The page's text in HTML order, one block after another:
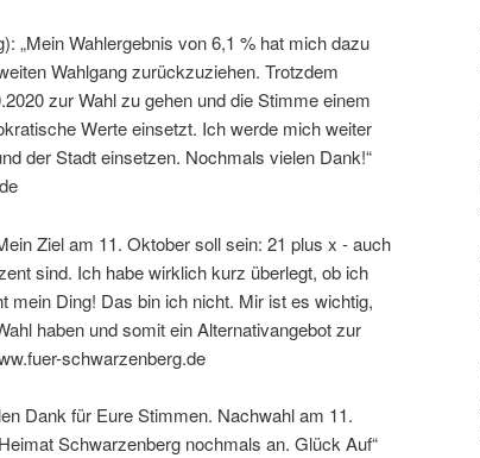
„Mein Wahlergebnis von 6,1 % hat mich dazu
Wahlgang zurück­zu­ziehen. Trotzdem
zur Wahl zu gehen und die Stimme einem
Werte einsetzt. Ich werde mich weiter
der Stadt einsetzen. Nochmals vielen Dank!“
Ziel am 11. Oktober soll sein: 21 plus x - auch
sind. Ich habe wirk­lich kurz über­legt, ob ich
mein Ding! Das bin ich nicht. Mir ist es wichtig,
haben und somit ein Alternativangebot zur
schwarzenberg.de
Dank für Eure Stimmen. Nachwahl am 11.
Schwarzenberg noch­mals an. Glück Auf“